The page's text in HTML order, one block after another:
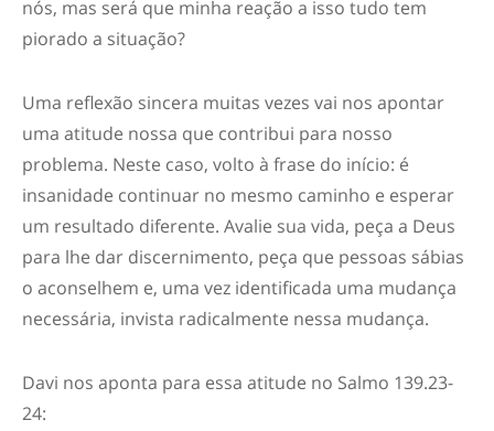
nós, mas será que minha reação a isso tudo tem
piorado a situação?
Uma reflexão sincera muitas vezes vai nos apontar
uma atitude nossa que contribui para nosso
problema. Neste caso, volto à frase do início: é
insanidade continuar no mesmo caminho e esperar
um resultado diferente. Avalie sua vida, peça a Deus
para lhe dar discernimento, peça que pessoas sábias
o aconselhem e, uma vez identificada uma mudança
necessária, invista radicalmente nessa mudança.
Davi nos aponta para essa atitude no Salmo 139.23-
24: